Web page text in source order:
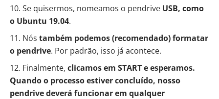
Se quisermos, nomeamos o pendrive USB, como
o Ubuntu 19.04.
Nós também podemos (recomendado) formatar
o pendrive. Por padrão, isso já acontece.
Finalmente, clicamos em START e esperamos.
Quando o processo estiver concluído, nosso
pendrive deverá funcionar em qualquer